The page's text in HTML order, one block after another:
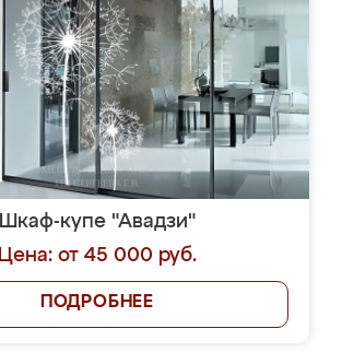
Шкаф-купе "Авадзи"
Цена: от 45 000 руб.
ПОДРОБНЕЕ